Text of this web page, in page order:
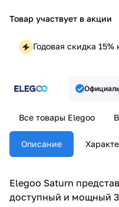
Товар участвует в акции
Годовая скидка
Все товары Elegoo
Описание
Elegoo Saturn
доступный и мощный